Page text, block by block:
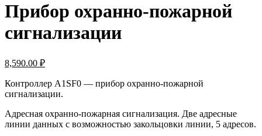
Прибор охранно-пожарной
сигнализации
8,590.00 ₽
Контроллер A1SF0 — прибор охранно-пожарной
сигнализации.
Адресная охранно-пожарная сигнализация. Две адресные
линии данных с возможностью закольцовки линии, 5 адресов.